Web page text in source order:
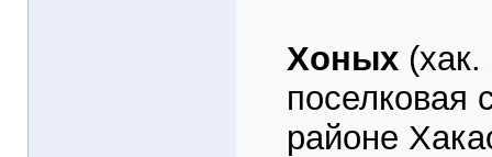
Хоных
поселковая
районе